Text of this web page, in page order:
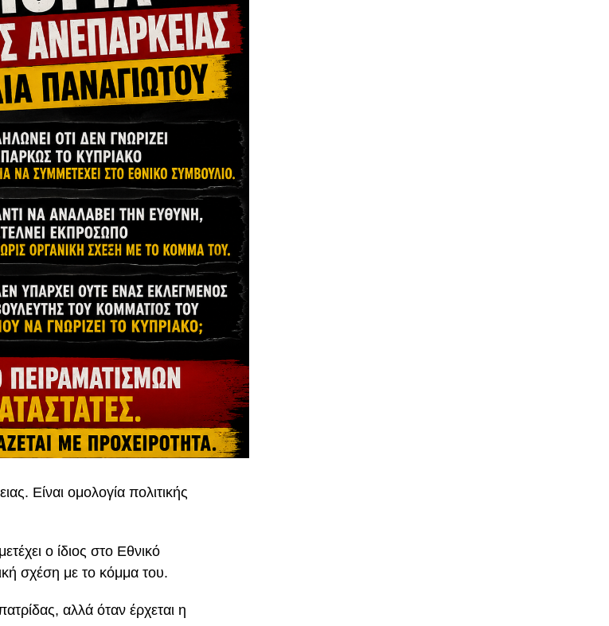
Είναι ομολογία πολιτικής
ο ίδιος στο Εθνικό
σχέση με το κόμμα του.
αλλά όταν έρχεται η